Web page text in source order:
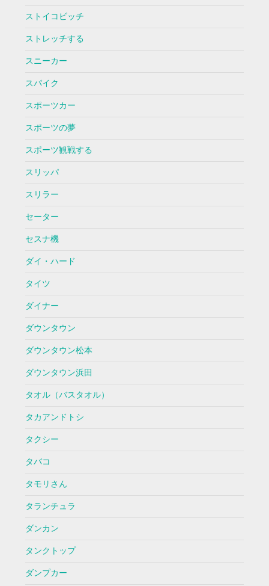
ストイコビッチ
ストレッチする
スニーカー
スパイク
スポーツカー
スポーツの夢
スポーツ観戦する
スリッパ
スリラー
セーター
セスナ機
ダイ・ハード
タイツ
ダイナー
ダウンタウン
ダウンタウン松本
ダウンタウン浜田
タオル（バスタオル）
タカアンドトシ
タクシー
タバコ
タモリさん
タランチュラ
ダンカン
タンクトップ
ダンプカー